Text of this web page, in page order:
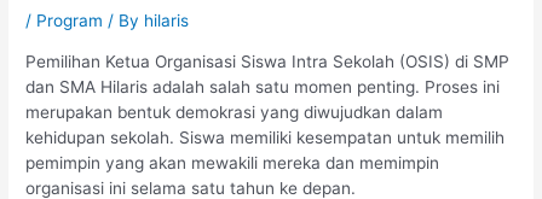
/ Program / By hilaris
Pemilihan Ketua Organisasi Siswa Intra Sekolah (OSIS) di SMP
dan SMA Hilaris adalah salah satu momen penting. Proses ini
merupakan bentuk demokrasi yang diwujudkan dalam
kehidupan sekolah. Siswa memiliki kesempatan untuk memilih
pemimpin yang akan mewakili mereka dan memimpin
organisasi ini selama satu tahun ke depan.